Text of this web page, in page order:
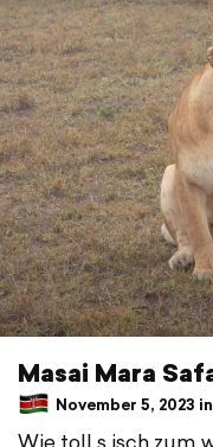
Masai Mara
November 5, 2023